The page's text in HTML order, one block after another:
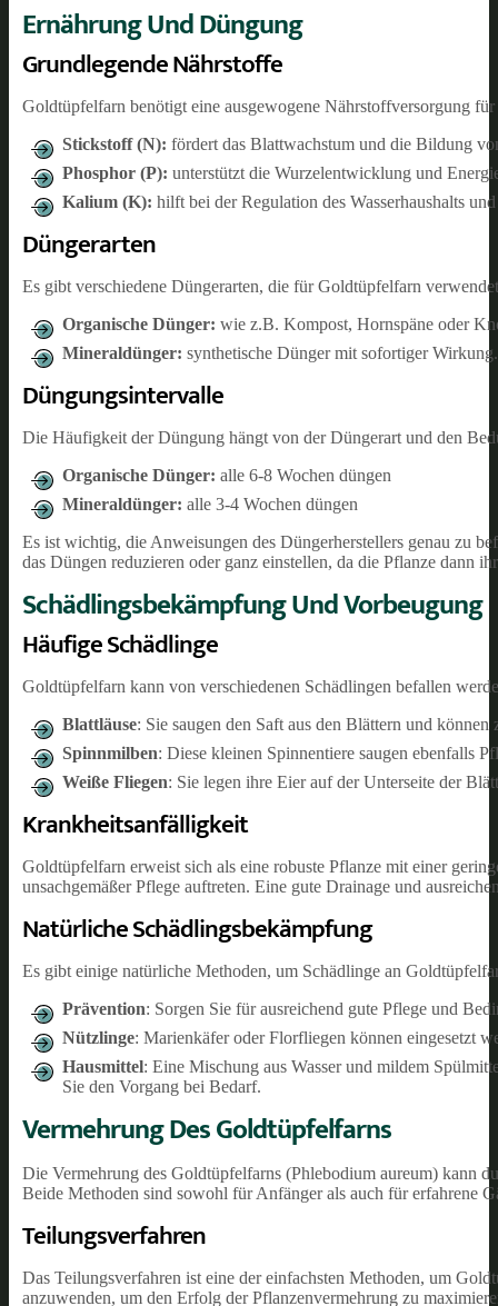
Ernährung Und Düngung
Grundlegende Nährstoffe
Goldtüpfelfarn benötigt eine ausgewogene Nährstoffversorgung
Stickstoff (N): fördert das Blattwachstum und die Bildung
Phosphor (P): unterstützt die Wurzelentwicklung und
Kalium (K): hilft bei der Regulation des Wasserhaushalts
Düngerarten
Es gibt verschiedene Düngerarten, die für Goldtüpfelfarn
Organische Dünger: wie z.B. Kompost, Hornspäne oder
Mineraldünger: synthetische Dünger mit sofortiger
Düngungsintervalle
Die Häufigkeit der Düngung hängt von der Düngerart und den
Organische Dünger: alle 6-8 Wochen düngen
Mineraldünger: alle 3-4 Wochen düngen
Es ist wichtig, die Anweisungen des Düngerherstellers genau zu
das Düngen reduzieren oder ganz einstellen, da die Pflanze dann
Schädlingsbekämpfung Und Vorbeugung
Häufige Schädlinge
Goldtüpfelfarn kann von verschiedenen Schädlingen befallen
Blattläuse: Sie saugen den Saft aus den Blättern und
Spinnmilben: Diese kleinen Spinnentiere saugen ebenfalls
Weiße Fliegen: Sie legen ihre Eier auf der Unterseite der
Krankheitsanfälligkeit
Goldtüpfelfarn erweist sich als eine robuste Pflanze mit einer
unsachgemäßer Pflege auftreten. Eine gute Drainage und
Natürliche Schädlingsbekämpfung
Es gibt einige natürliche Methoden, um Schädlinge an
Prävention: Sorgen Sie für ausreichend gute Pflege und
Nützlinge: Marienkäfer oder Florfliegen können eingesetzt
Hausmittel: Eine Mischung aus Wasser und mildem
Sie den Vorgang bei Bedarf.
Vermehrung Des Goldtüpfelfarns
Die Vermehrung des Goldtüpfelfarns (Phlebodium aureum) kann
Beide Methoden sind sowohl für Anfänger als auch für erfahrene
Teilungsverfahren
Das Teilungsverfahren ist eine der einfachsten Methoden, um
anzuwenden, um den Erfolg der Pflanzenvermehrung zu